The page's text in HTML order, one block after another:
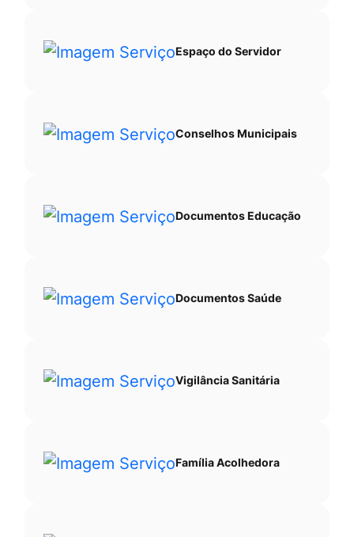
Espaço do Servidor
Conselhos Municipais
Documentos Educação
Documentos Saúde
Vigilância Sanitária
Família Acolhedora